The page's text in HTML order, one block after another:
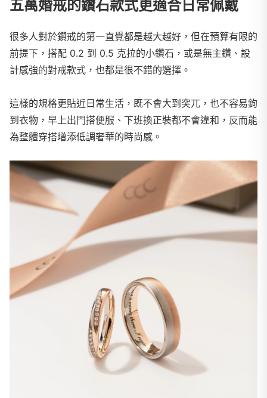
五萬婚戒的鑽石款式更適合日常佩戴
很多人對於鑽戒的第一直覺都是越大越好，但在預算有限的
前提下，搭配 0.2 到 0.5 克拉的小鑽石，或是無主鑽、設
計感強的對戒款式，也都是很不錯的選擇。
這樣的規格更貼近日常生活，既不會大到突兀，也不容易鉤
到衣物，早上出門搭便服、下班換正裝都不會違和，反而能
為整體穿搭增添低調奢華的時尚感。